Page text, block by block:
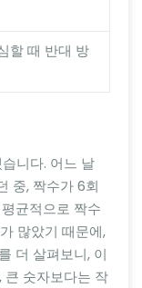
할 때 반대 방
니다. 어느 날
중, 짝수가 6회
균적으로 짝수
많았기 때문에,
더 살펴보니, 이
큰 숫자보다는 작